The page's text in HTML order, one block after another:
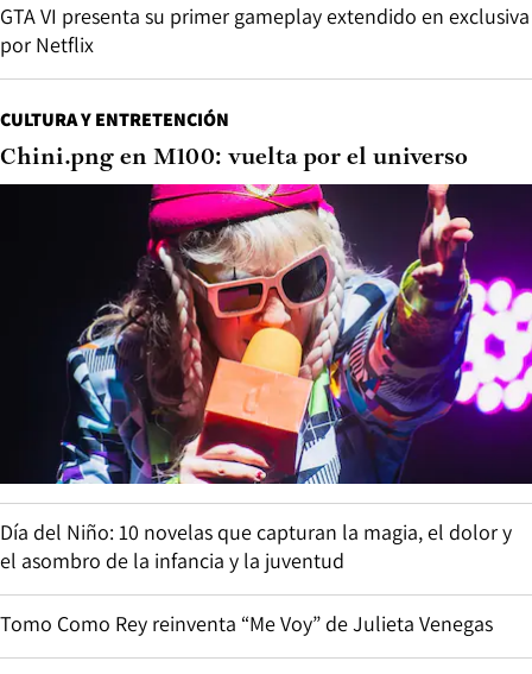
GTA VI presenta su primer gameplay extendido en exclusiva
por Netflix
CULTURA Y ENTRETENCIÓN
Chini.png en M100: vuelta por el universo
Día del Niño: 10 novelas que capturan la magia, el dolor y
el asombro de la infancia y la juventud
Tomo Como Rey reinventa “Me Voy” de Julieta Venegas